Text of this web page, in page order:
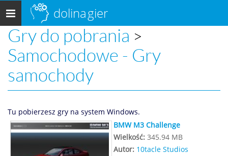
Menu
główne
dolinagier
Gry do pobrania >
Samochodowe - Gry
samochody
Tu pobierzesz gry na system Windows.
BMW M3 Challenge
Wielkość: 345.94 MB
Autor: 10tacle Studios